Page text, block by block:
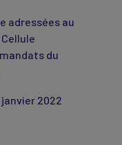
adressées au
du
2022